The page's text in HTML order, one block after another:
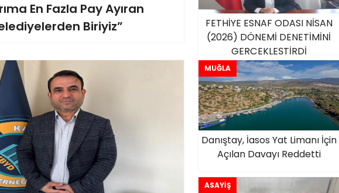
En Fazla Pay Ayıran
Biriyiz”
FETHİYE ESNAF ODASI NİSAN
(2026) DÖNEMİ DENETİMİNİ
GERÇEKLEŞTİRDİ
MUĞLA
Danıştay, İasos Yat Limanı İçin
Açılan Davayı Reddetti
ASAYİŞ